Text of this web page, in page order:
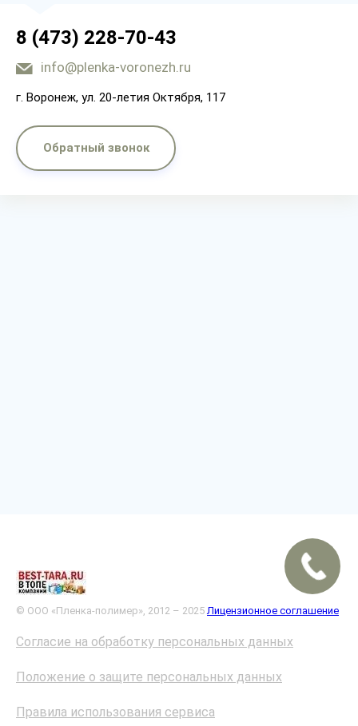
8 (473) 228-70-43
info@plenka-voronezh.ru
г. Воронеж, ул. 20-летия Октября, 117
Обратный звонок
© ООО «Пленка-полимер», 2012 – 2025 Лицензионное соглашение
Согласие на обработку персональных данных
Положение о защите персональных данных
Правила использования сервиса